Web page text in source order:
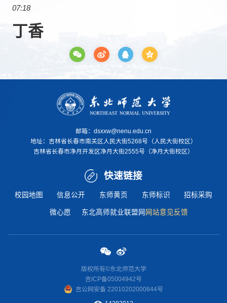
07:18
丁香
邮箱：dsxxw@nenu.edu.cn
地址： 吉林省长春市南关区人民大街5268号（人民大街校区）
吉林省长春市净月开发区净月大街2555号（净月大街校区）
快速链接
校园地图 信息公开 东师黄页 东师标识 招标采购
微心愿 东北高师就业联盟网 网站意见反馈
版权所有©东北师范大学
吉ICP备05004942号
吉公网安备 22010202000844号